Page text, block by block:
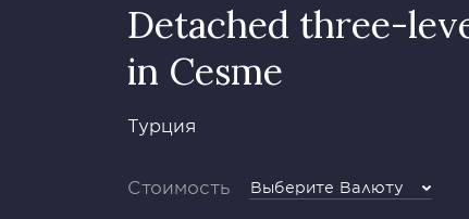
Detached three-
in Cesme
Турция
Стоимость Выберите Валюту